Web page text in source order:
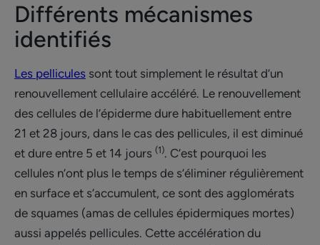
Différents mécanismes
identifiés
Les pellicules sont tout simplement le résultat d’un
renouvellement cellulaire accéléré. Le renouvellement
des cellules de l’épiderme dure habituellement entre
21 et 28 jours, dans le cas des pellicules, il est diminué
et dure entre 5 et 14 jours (1). C’est pourquoi les
cellules n’ont plus le temps de s’éliminer régulièrement
en surface et s’accumulent, ce sont des agglomérats
de squames (amas de cellules épidermiques mortes)
aussi appelés pellicules. Cette accélération du